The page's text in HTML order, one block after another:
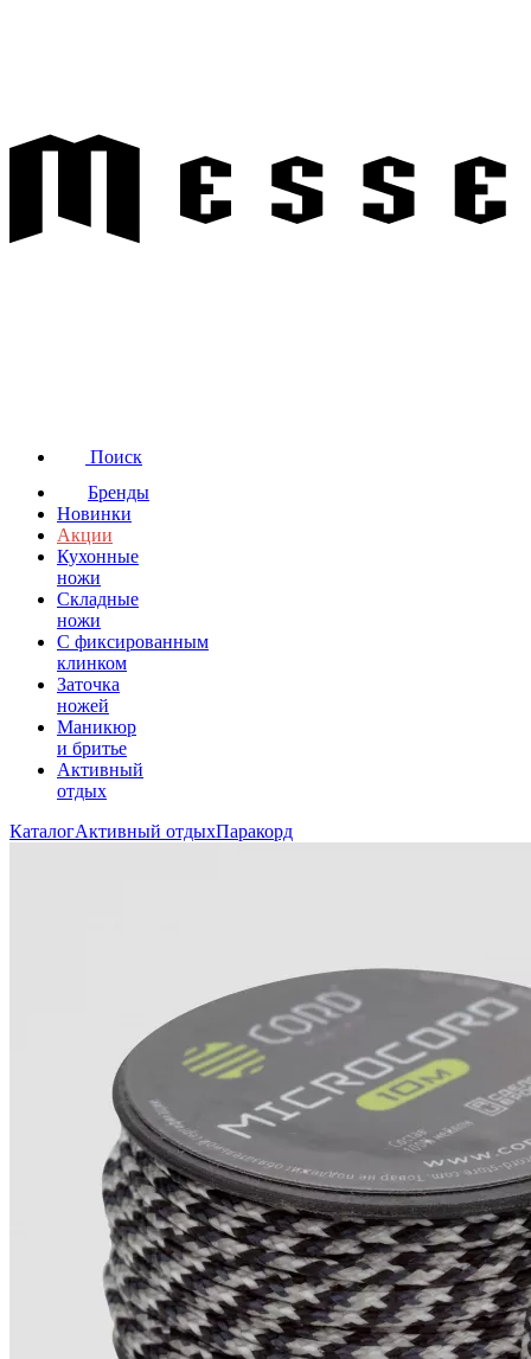
Поиск
Бренды
Новинки
Акции
Кухонные
ножи
Складные
ножи
C фиксированным
клинком
Заточка
ножей
Маникюр
и бритье
Активный
отдых
КаталогАктивный отдыхПаракорд